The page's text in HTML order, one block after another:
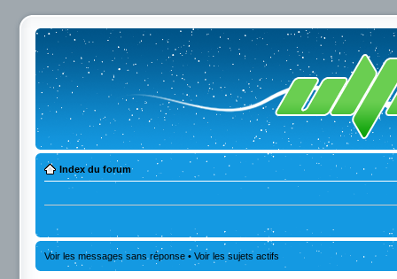
Index du forum
Voir les messages sans réponse • Voir les sujets actifs